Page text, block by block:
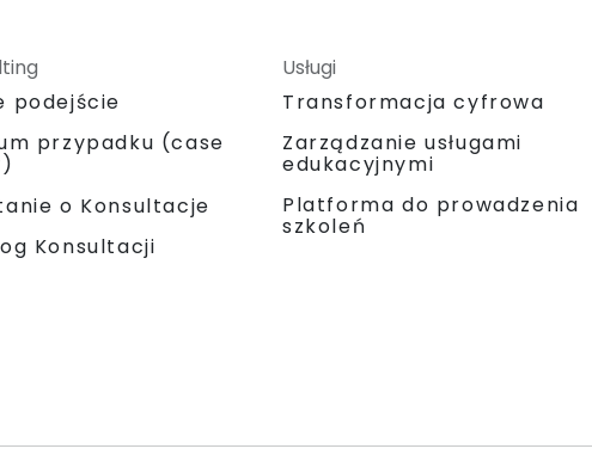
podejście
przypadku (case
o Konsultacje
Konsultacji
Usługi
Transformacja cyfrowa
Zarządzanie usługami
edukacyjnymi
Platforma do prowadzenia
szkoleń